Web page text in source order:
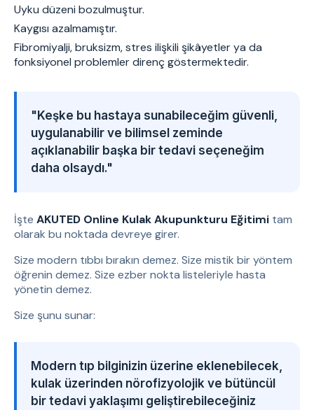
Uyku düzeni bozulmuştur.
Kaygısı azalmamıştır.
Fibromiyalji, bruksizm, stres ilişkili şikâyetler ya da
fonksiyonel problemler direnç göstermektedir.
"Keşke bu hastaya sunabileceğim güvenli,
uygulanabilir ve bilimsel zeminde
açıklanabilir başka bir tedavi seçeneğim
daha olsaydı."
İşte AKUTED Online Kulak Akupunkturu Eğitimi tam
olarak bu noktada devreye girer.
Size modern tıbbı bırakın demez. Size mistik bir yöntem
öğrenin demez. Size ezber nokta listeleriyle hasta
yönetin demez.
Size şunu sunar:
Modern tıp bilginizin üzerine eklenebilecek,
kulak üzerinden nörofizyolojik ve bütüncül
bir tedavi yaklaşımı geliştirebileceğiniz